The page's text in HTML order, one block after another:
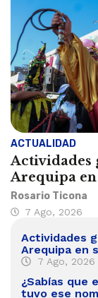
ACTUALIDAD
Actividades
Arequipa
Rosario Ticona
7 Ago, 2026
Actividades
Arequipa en
7 Ago, 2026
¿Sabías que
tuvo ese